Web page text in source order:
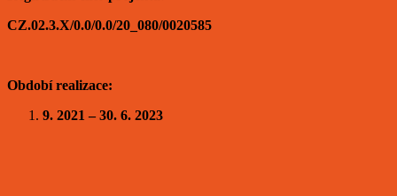
CZ.02.3.X/0.0/0.0/20_080/0020585
Období realizace:
9. 2021 – 30. 6. 2023